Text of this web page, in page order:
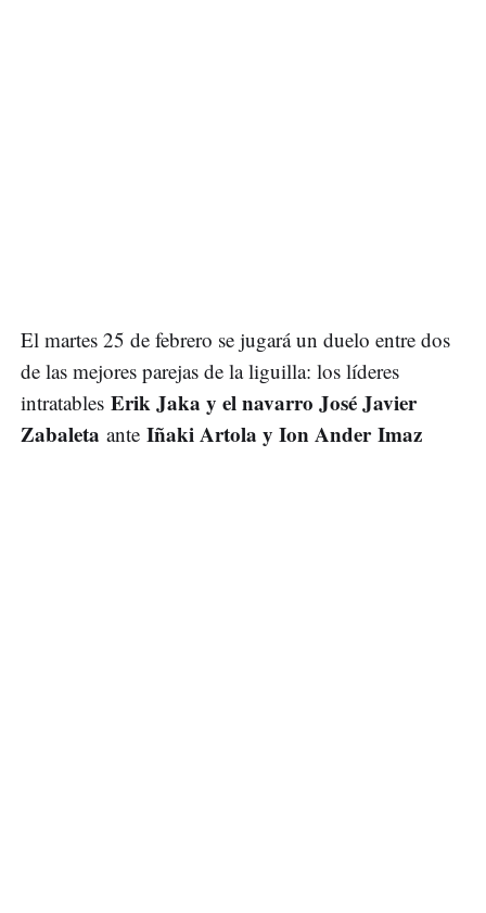
El martes 25 de febrero se jugará un duelo entre dos
de las mejores parejas de la liguilla: los líderes
intratables Erik Jaka y el navarro José Javier
Zabaleta ante Iñaki Artola y Ion Ander Imaz